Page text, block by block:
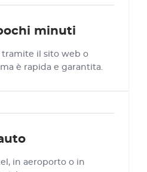
minuti
tramite il sito web o
è rapida e garantita.
in aeroporto o in